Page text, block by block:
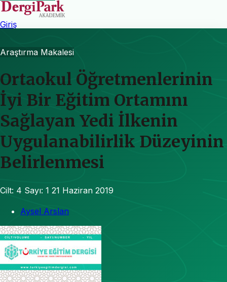
Giriş
Araştırma Makalesi
Ortaokul Öğretmenlerinin
İyi Bir Eğitim Ortamını
Sağlayan Yedi İlkenin
Uygulanabilirlik Düzeyinin
Belirlenmesi
Cilt: 4 Sayı: 1 21 Haziran 2019
Aysel Arslan